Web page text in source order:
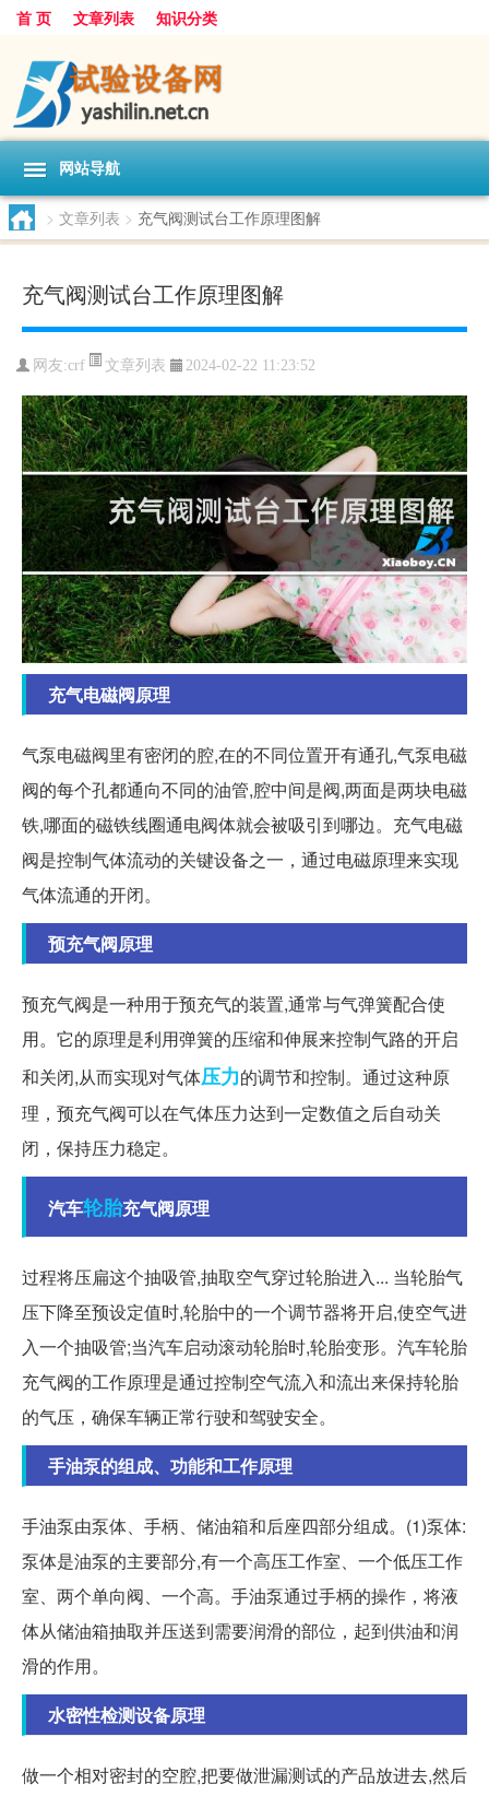
首 页 文章列表 知识分类
网站导航
> 文章列表 > 充气阀测试台工作原理图解
充气阀测试台工作原理图解
网友:crf 文章列表 2024-02-22 11:23:52
充气电磁阀原理
气泵电磁阀里有密闭的腔,在的不同位置开有通孔,气泵电磁
阀的每个孔都通向不同的油管,腔中间是阀,两面是两块电磁
铁,哪面的磁铁线圈通电阀体就会被吸引到哪边。充气电磁
阀是控制气体流动的关键设备之一，通过电磁原理来实现
气体流通的开闭。
预充气阀原理
预充气阀是一种用于预充气的装置,通常与气弹簧配合使
用。它的原理是利用弹簧的压缩和伸展来控制气路的开启
和关闭,从而实现对气体压力的调节和控制。通过这种原
理，预充气阀可以在气体压力达到一定数值之后自动关
闭，保持压力稳定。
汽车轮胎充气阀原理
过程将压扁这个抽吸管,抽取空气穿过轮胎进入... 当轮胎气
压下降至预设定值时,轮胎中的一个调节器将开启,使空气进
入一个抽吸管;当汽车启动滚动轮胎时,轮胎变形。汽车轮胎
充气阀的工作原理是通过控制空气流入和流出来保持轮胎
的气压，确保车辆正常行驶和驾驶安全。
手油泵的组成、功能和工作原理
手油泵由泵体、手柄、储油箱和后座四部分组成。(1)泵体:
泵体是油泵的主要部分,有一个高压工作室、一个低压工作
室、两个单向阀、一个高。手油泵通过手柄的操作，将液
体从储油箱抽取并压送到需要润滑的部位，起到供油和润
滑的作用。
水密性检测设备原理
做一个相对密封的空腔,把要做泄漏测试的产品放进去,然后